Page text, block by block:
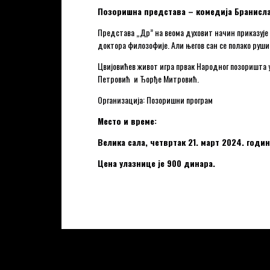
Позоришна представа – комедија
Представа „Др” на веома духовит начин
доктора филозофије. Али његов сан се полако
Цвијовићев живот игра првак Народног
Петровић и Ђорђе Митровић.
Организација: Позоришни програм
Место и време:
Велика сала, четвртак 21. март 2024.
Цена улазнице је 900 динара.